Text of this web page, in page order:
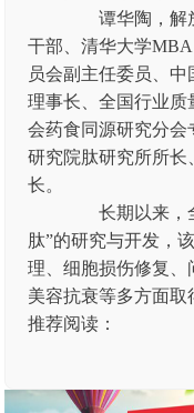
谭华陶，解放
干部、清华大学
员会副主任委员、
理事长、全国行业质
会药食同源研究分
研究院肽研究所所
长。
长期以来，全
肽”的研究与开发，
理、细胞损伤修复、
美容抗衰等多方面取
推荐阅读：